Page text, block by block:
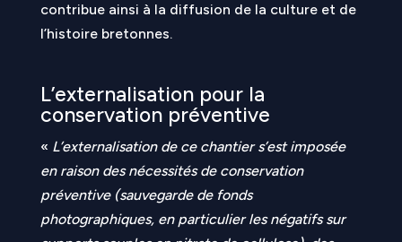
contribue ainsi à la diffusion de la culture et de
l’histoire bretonnes.
L’externalisation pour la
conservation préventive
« L’externalisation de ce chantier s’est imposée
en raison des nécessités de conservation
préventive (sauvegarde de fonds
photographiques, en particulier les négatifs sur